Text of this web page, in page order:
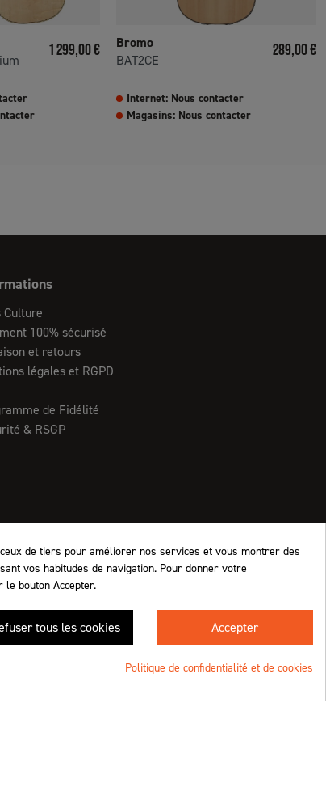
Prix
1 299,00 €
Bromo
BAT2CE
Prix
289,00 €
Internet: Nous contacter
Magasins: Nous contacter
Culture
100% sécurisé
et retours
légales et RGPD
de Fidélité
& RSGP
Retrouvez-nous !
de tiers pour améliorer nos services et vous montrer des
vos habitudes de navigation. Pour donner votre
le bouton Accepter.
Accepter
tous les cookies
Politique de confidentialité et de cookies
★★★★★